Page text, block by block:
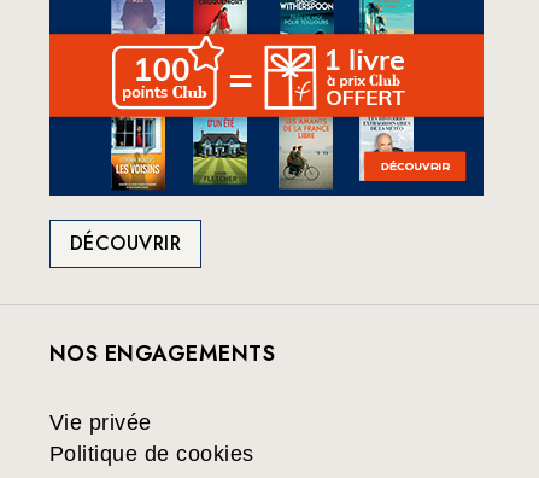
DÉCOUVRIR
NOS ENGAGEMENTS
Vie privée
Politique de cookies